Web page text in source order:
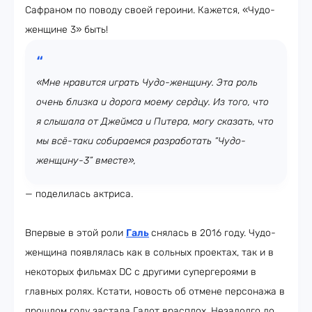
Сафраном по поводу своей героини. Кажется, «Чудо-
женщине 3» быть!
«Мне нравится играть Чудо-женщину. Эта роль
очень близка и дорога моему сердцу. Из того, что
я слышала от Джеймса и Питера, могу сказать, что
мы всё-таки собираемся разработать “Чудо-
женщину-3” вместе»,
— поделилась актриса.
Впервые в этой роли Гальснялась в 2016 году. Чудо-
женщина появлялась как в сольных проектах, так и в
некоторых фильмах DC с другими супергероями в
главных ролях. Кстати, новость об отмене персонажа в